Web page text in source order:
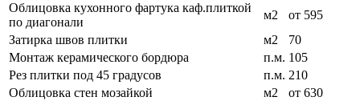
Облицовка кухонного фартука каф.плиткой
по диагонали
м2
от 595
Затирка швов плитки
м2
70
Монтаж керамического бордюра
п.м. 105
Рез плитки под 45 градусов
п.м. 210
Облицовка стен мозайкой
м2
от 630